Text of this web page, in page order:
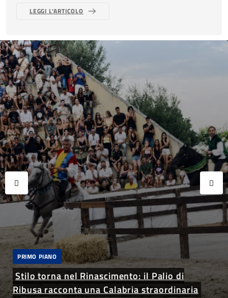
LEGGI L'ARTICOLO
PRIMO PIANO
Stilo torna nel Rinascimento: il Palio di
Ribusa racconta una Calabria straordinaria